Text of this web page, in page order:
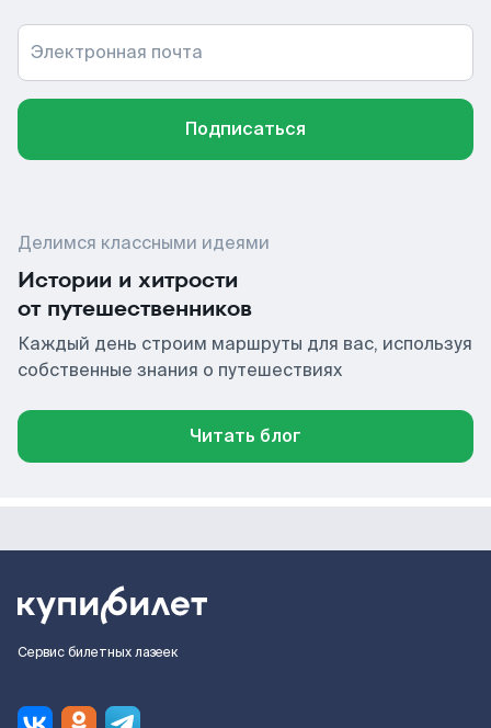
Электронная почта
Подписаться
Делимся классными идеями
Истории и хитрости
от путешественников
Каждый день строим маршруты для вас, используя
собственные знания о путешествиях
Читать блог
Сервис билетных лазеек